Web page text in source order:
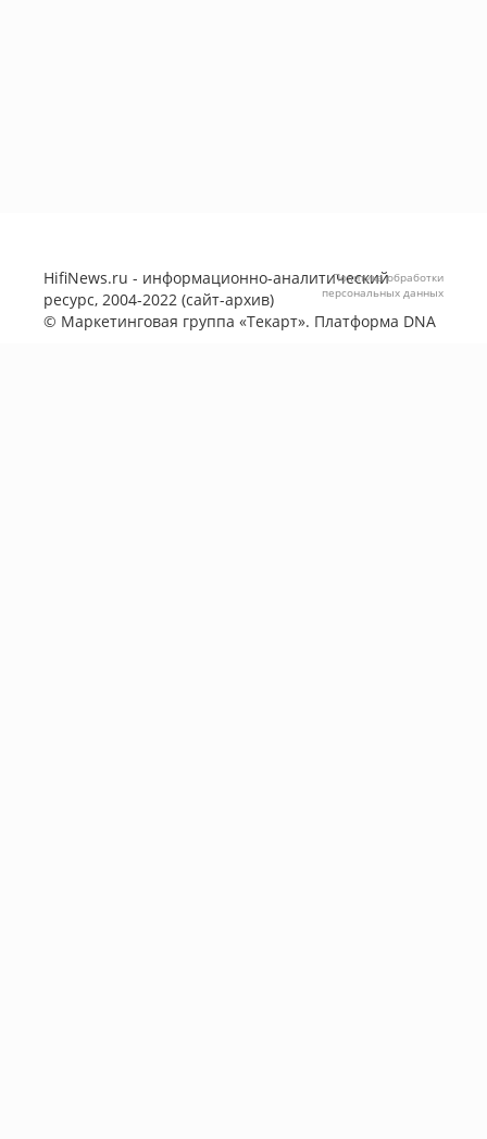
HifiNews.ru - информационно-аналитический
ресурс, 2004-2022 (сайт-архив)
© Маркетинговая группа «Текарт». Платформа DNA
Политика обработки
персональных данных